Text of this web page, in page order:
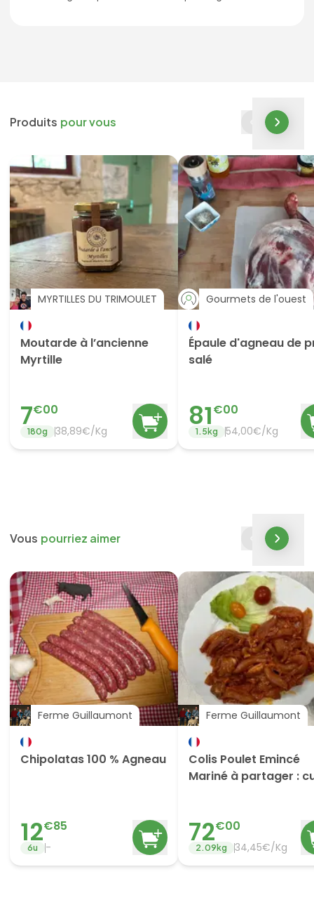
Produits pour vous
MYRTILLES DU TRIMOULET
Moutarde à l’ancienne
Myrtille
7€00
180g 38,89€/Kg
Gourmets de l'ouest
Épaule d'agneau de
salé
81€00
1.5kg 54,00€/Kg
Vous pourriez aimer
Ferme Guillaumont
Chipolatas 100 % Agneau
12€85
6u -
Ferme Guillaumont
Colis Poulet Emincé
Mariné à partager :
72€00
2.09kg 34,45€/Kg